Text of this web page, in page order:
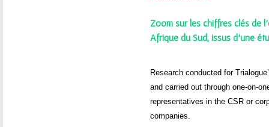
Zoom sur les chiffres clés de
Afrique du Sud, issus d'une
Research conducted for
and carried out through one-on-
representatives in the CSR or
companies.